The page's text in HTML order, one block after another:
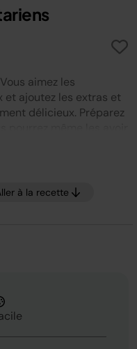
aimez les
et ajoutez les extras et
délicieux. Préparez
!
à la recette